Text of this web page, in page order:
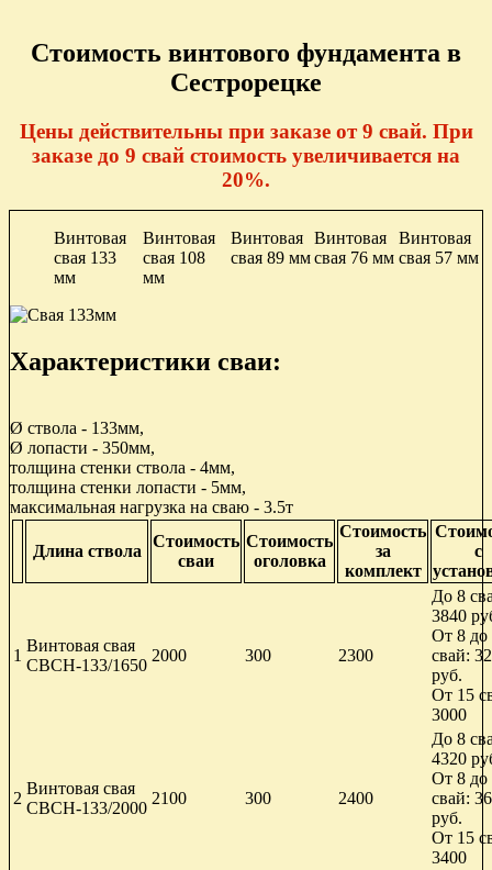
Стоимость винтового фундамента в
Сестрорецке
Цены действительны при заказе от 9 свай. При
заказе до 9 свай стоимость увеличивается на
20%.
Винтовая
свая 133
мм
Винтовая
свая 108
мм
Винтовая
свая 89 мм
Винтовая
свая 76 мм
Винтовая
свая 57 мм
Характеристики сваи:
Ø ствола - 133мм,
Ø лопасти - 350мм,
толщина стенки ствола - 4мм,
толщина стенки лопасти - 5мм,
максимальная нагрузка на сваю - 3.5т
Длина ствола
Стоимость
сваи
Стоимость
оголовка
Стоимость
за
комплект
с
1
Винтовая свая
СВСН-133/1650
2000 300 2300
До 8
3840
От 8 до
свай:
руб.
От 15
3000
2
Винтовая свая
СВСН-133/2000
2100 300 2400
До 8
4320
От 8 до
свай:
руб.
От 15
3400